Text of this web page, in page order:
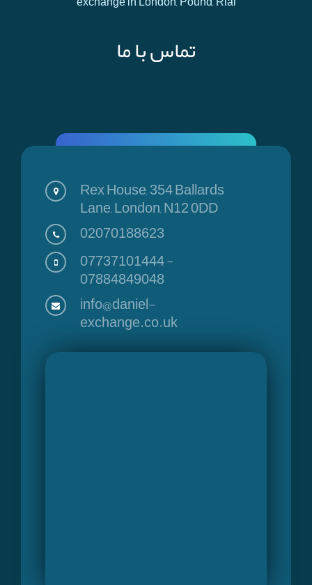
تماس با ما
Rex House, 354 Ballards
Lane, London, N12 0DD
02070188623
07737101444-
07884849048
info@daniel-
exchange.co.uk